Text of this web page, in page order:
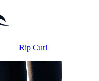
Rip Curl